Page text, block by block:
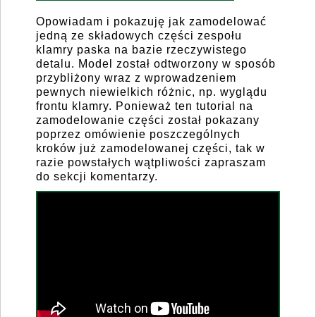
Opowiadam i pokazuję jak zamodelować
jedną ze składowych części zespołu
klamry paska na bazie rzeczywistego
detalu. Model został odtworzony w sposób
przybliżony wraz z wprowadzeniem
pewnych niewielkich różnic, np. wyglądu
frontu klamry. Ponieważ ten tutorial na
zamodelowanie części został pokazany
poprzez omówienie poszczególnych
kroków już zamodelowanej części, tak w
razie powstałych wątpliwości zapraszam
do sekcji komentarzy.